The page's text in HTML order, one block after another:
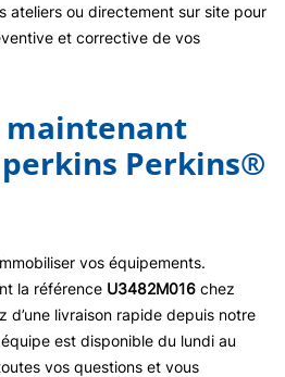
ateliers ou directement sur site pour
et corrective de vos
maintenant
Perkins®
vos équipements.
la référence U3482M016 chez
d’une livraison rapide depuis notre
est disponible du lundi au
vos questions et vous